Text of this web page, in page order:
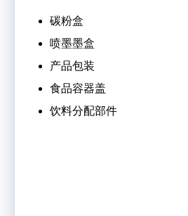
碳粉盒
喷墨墨盒
产品包装
食品容器盖
饮料分配部件